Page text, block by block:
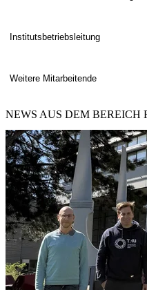
Institutsbetriebsleitung
Weitere Mitarbeitende
NEWS AUS DEM BEREICH